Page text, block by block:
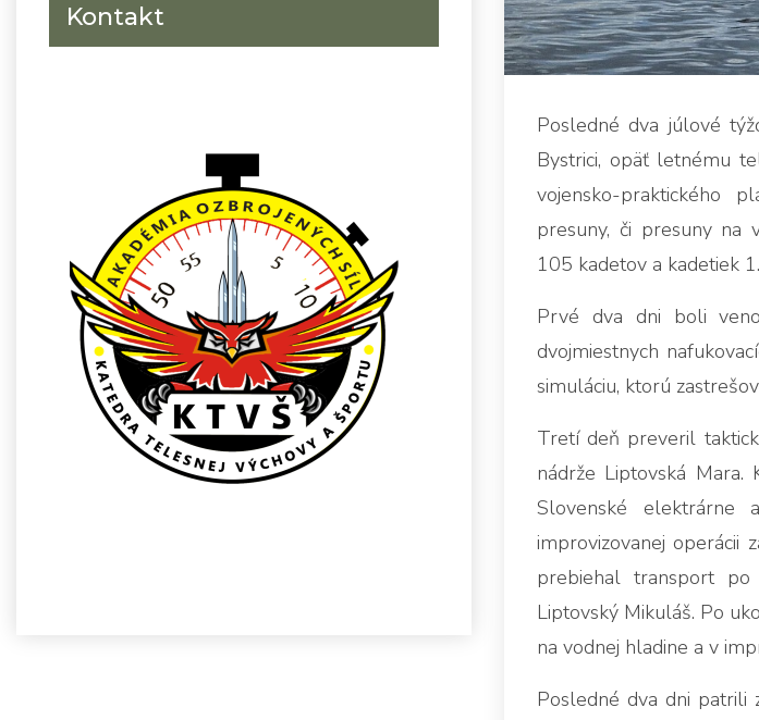
Kontakt
Posledné dva júlové
Bystrici, opäť letnému
vojensko-praktického
presuny, či presuny na
105 kadetov a kadetiek
Prvé dva dni boli
dvojmiestnych
simuláciu, ktorú
Tretí deň preveril
nádrže Liptovská
Slovenské elektrárne
improvizovanej
prebiehal transport po
Liptovský Mikuláš. Po
na vodnej hladine a v
Posledné dva dni patrili